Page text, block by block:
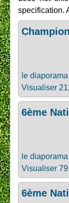
specification.
le diaporama
Visualiser
6ème
le diaporama
Visualiser
6ème